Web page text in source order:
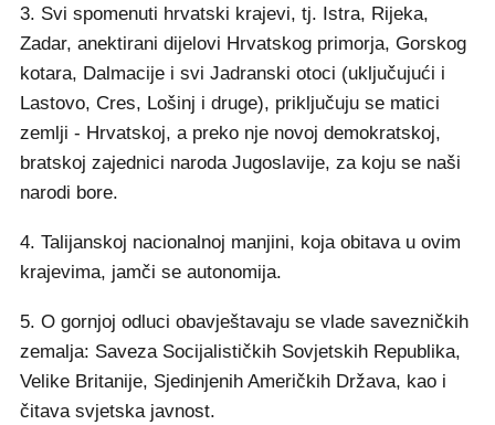
3. Svi spomenuti hrvatski krajevi, tj. Istra, Rijeka,
Zadar, anektirani dijelovi Hrvatskog primorja, Gorskog
kotara, Dalmacije i svi Jadranski otoci (uključujući i
Lastovo, Cres, Lošinj i druge), priključuju se matici
zemlji - Hrvatskoj, a preko nje novoj demokratskoj,
bratskoj zajednici naroda Jugoslavije, za koju se naši
narodi bore.
4. Talijanskoj nacionalnoj manjini, koja obitava u ovim
krajevima, jamči se autonomija.
5. O gornjoj odluci obavještavaju se vlade savezničkih
zemalja: Saveza Socijalističkih Sovjetskih Republika,
Velike Britanije, Sjedinjenih Američkih Država, kao i
čitava svjetska javnost.